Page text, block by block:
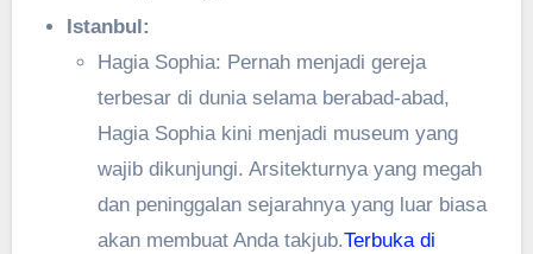
Istanbul:
Hagia Sophia: Pernah menjadi gereja
terbesar di dunia selama berabad-abad,
Hagia Sophia kini menjadi museum yang
wajib dikunjungi. Arsitekturnya yang megah
dan peninggalan sejarahnya yang luar biasa
akan membuat Anda takjub.Terbuka di